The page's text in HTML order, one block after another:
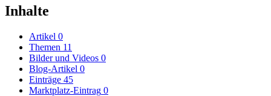
Inhalte
Artikel 0
Themen 11
Bilder und Videos 0
Blog-Artikel 0
Einträge 45
Marktplatz-Eintrag 0